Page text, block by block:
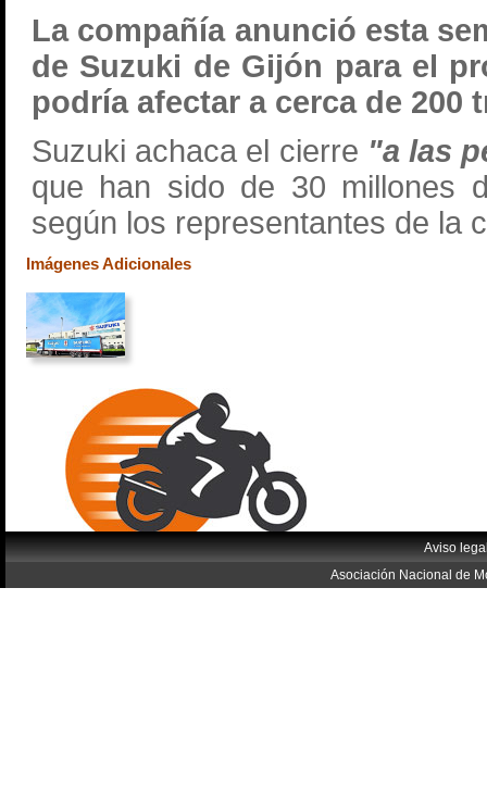
La compañía anunció esta
de Suzuki de Gijón para el
podría afectar a cerca de 200
Suzuki achaca el cierre "a las
que han sido de 30 millones
según los representantes de la
Imágenes Adicionales
Aviso
Asociación Nacional de